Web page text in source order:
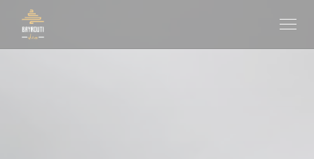
Cookie管理面板